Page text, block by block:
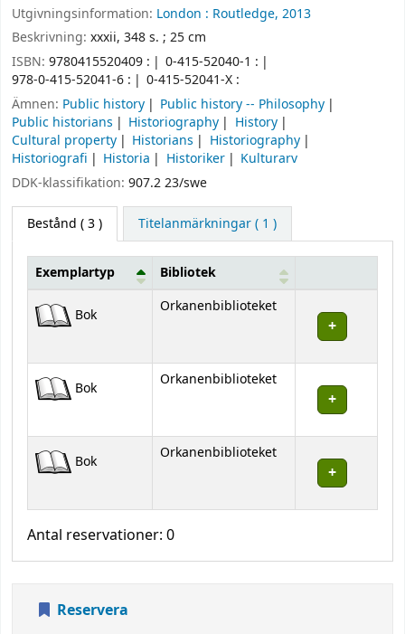
Utgivningsinformation: London : Routledge, 2013
Beskrivning: xxxii, 348 s. ; 25 cm
ISBN: 9780415520409 :
0-415-52040-1 :
978-0-415-52041-6 :
0-415-52041-X :
Ämnen: Public history
Public history -- Philosophy
Public historians
Historiography
History
Cultural property
Historians
Historiography
Historiografi
Historia Historiker
Kulturarv
DDK-klassifikation: 907.2 23/swe
Bestånd ( 3 ) Titelanmärkningar ( 1 )
Exemplartyp Bibliotek
Bok Orkanenbiblioteket
Bok Orkanenbiblioteket
Bok Orkanenbiblioteket
Antal reservationer: 0
Reservera